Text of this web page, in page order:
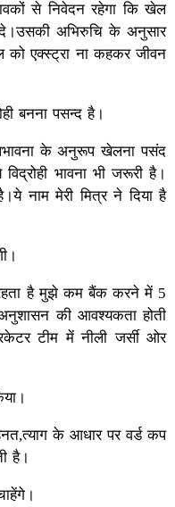
से निवेदन रहेगा कि खेल
अभिरुचि के अनुसार
एक्स्ट्रा ना कहकर जीवन
बनना पसन्द है।
के अनुरूप खेलना पसंद
भावना भी जरूरी है।
नाम मेरी मित्र ने दिया है
है मुझे कम बैंक करने में 5
की आवश्यकता होती
टीम में नीली जर्सी ओर
के आधार पर वर्ड कप
है।